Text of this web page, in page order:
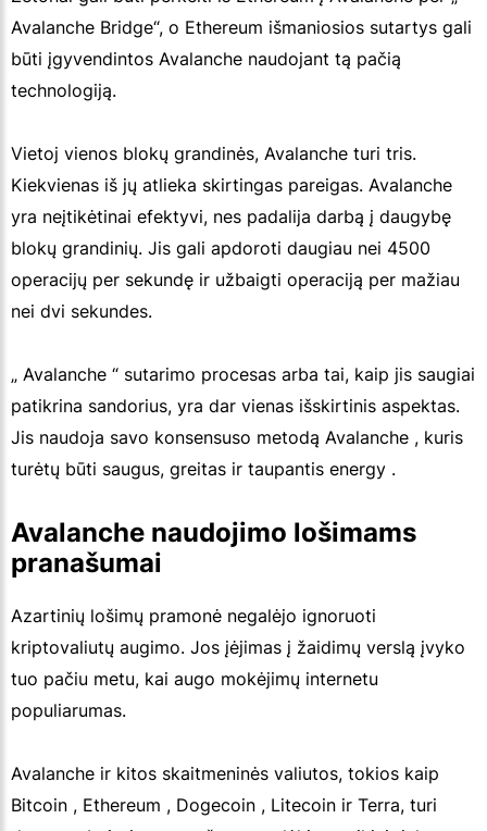
Avalanche Bridge“, o Ethereum išmaniosios sutartys gali
būti įgyvendintos Avalanche naudojant tą pačią
technologiją.
Vietoj vienos blokų grandinės, Avalanche turi tris.
Kiekvienas iš jų atlieka skirtingas pareigas. Avalanche
yra neįtikėtinai efektyvi, nes padalija darbą į daugybę
blokų grandinių. Jis gali apdoroti daugiau nei 4500
operacijų per sekundę ir užbaigti operaciją per mažiau
nei dvi sekundes.
„ Avalanche “ sutarimo procesas arba tai, kaip jis saugiai
patikrina sandorius, yra dar vienas išskirtinis aspektas.
Jis naudoja savo konsensuso metodą Avalanche , kuris
turėtų būti saugus, greitas ir taupantis energy .
Avalanche naudojimo lošimams
pranašumai
Azartinių lošimų pramonė negalėjo ignoruoti
kriptovaliutų augimo. Jos įėjimas į žaidimų verslą įvyko
tuo pačiu metu, kai augo mokėjimų internetu
populiarumas.
Avalanche ir kitos skaitmeninės valiutos, tokios kaip
Bitcoin , Ethereum , Dogecoin , Litecoin ir Terra, turi